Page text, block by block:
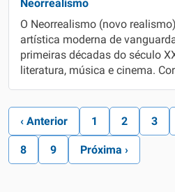
Neorrealismo
O Neorrealismo (novo
artística moderna de
primeiras décadas do século
literatura, música e cinema.
‹ Anterior 1 2 3
8 9 Próxima ›